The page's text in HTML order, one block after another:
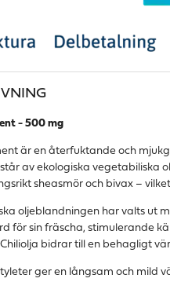
- 500 mg
är en återfuktande och
av ekologiska vegetabiliska
sheasmör och bivax –
oljeblandningen har valts ut
för sin fräscha, stimulerande
bidrar till en behagligt
ger en långsam och mild